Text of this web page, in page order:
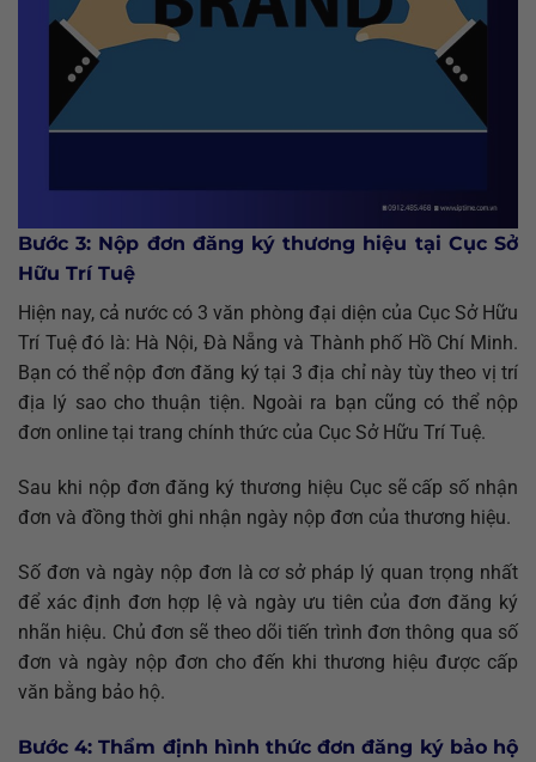
Bước 3: Nộp đơn đăng ký thương hiệu tại Cục Sở
Hữu Trí Tuệ
Hiện nay, cả nước có 3 văn phòng đại diện của Cục Sở Hữu
Trí Tuệ đó là: Hà Nội, Đà Nẵng và Thành phố Hồ Chí Minh.
Bạn có thể nộp đơn đăng ký tại 3 địa chỉ này tùy theo vị trí
địa lý sao cho thuận tiện. Ngoài ra bạn cũng có thể nộp
đơn online tại trang chính thức của Cục Sở Hữu Trí Tuệ.
Sau khi nộp đơn đăng ký thương hiệu Cục sẽ cấp số nhận
đơn và đồng thời ghi nhận ngày nộp đơn của thương hiệu.
Số đơn và ngày nộp đơn là cơ sở pháp lý quan trọng nhất
để xác định đơn hợp lệ và ngày ưu tiên của đơn đăng ký
nhãn hiệu. Chủ đơn sẽ theo dõi tiến trình đơn thông qua số
đơn và ngày nộp đơn cho đến khi thương hiệu được cấp
văn bằng bảo hộ.
Bước 4: Thẩm định hình thức đơn đăng ký bảo hộ